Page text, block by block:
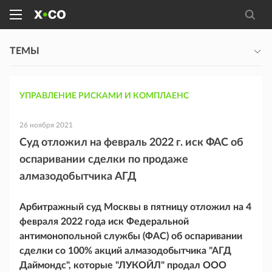
ТЕМЫ
УПРАВЛЕНИЕ РИСКАМИ И КОМПЛАЕНС
26 ноября 2021
Суд отложил на февраль 2022 г. иск ФАС об
оспаривании сделки по продаже
алмазодобытчика АГД
Арбитражный суд Москвы в пятницу отложил на 4
февраля 2022 года иск Федеральной
антимонопольной службы (ФАС) об оспаривании
сделки со 100% акций алмазодобытчика "АГД
Даймондс", которые "ЛУКОЙЛ" продал ООО